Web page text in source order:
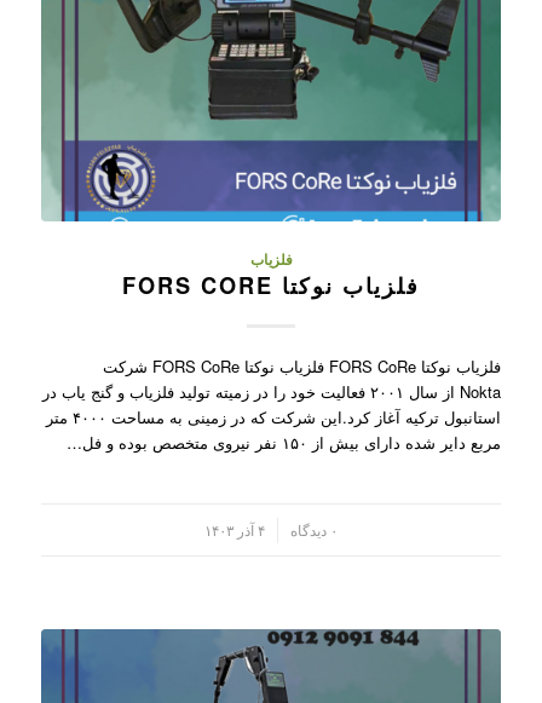
فلزیاب
فلزیاب نوکتا FORS CORE
فلزیاب نوکتا FORS CoRe فلزیاب نوکتا FORS CoRe شرکت
Nokta از سال ۲۰۰۱ فعالیت خود را در زمیته تولید فلزیاب و گنج یاب در
استانبول ترکیه آغاز کرد.این شرکت که در زمینی به مساحت ۴۰۰۰ متر
مربع دایر شده دارای بیش از ۱۵۰ نفر نیروی متخصص بوده و فل…
۰ دیدگاه ۴ آذر ۱۴۰۳